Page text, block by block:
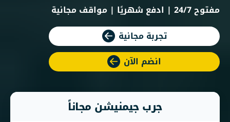
مفتوح 24/7 | ادفع شهريًا | مواقف مجانية
تجربة مجانية
انضم الآن
جرب جيمنيشن مجاناً